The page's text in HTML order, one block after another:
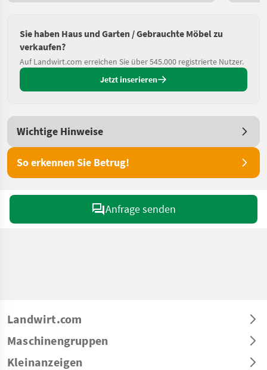
Sie haben Haus und Garten / Gebrauchte Möbel zu
verkaufen?
Auf Landwirt.com erreichen Sie über 545.000 registrierte Nutzer.
Jetzt inserieren
Wichtige Hinweise
So erkennen Sie Betrug!
Anfrage senden
Landwirt.com
Maschinengruppen
Kleinanzeigen